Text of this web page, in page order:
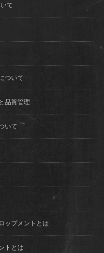
て
ついて
品質管理
いて
ップメントとは
トとは